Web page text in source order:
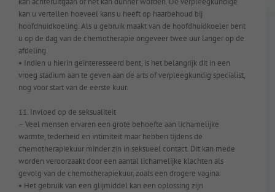
kan u vertellen hoeveel kans u heeft op haarbehoud bij
hoofdhuidkoeling. Als u gebruik maakt van de hoofdhuidkoeler bent
u op de dag van de chemotherapie ongeveer twee uur langer op de
afdeling.
• Indien u hierin geïnteresseerd bent, is het belangrijk dit in een
vroeg stadium aan te geven aan de arts of verpleegkundig specialist,
nog voor start van de eerste kuur.
11. Invloed op de seksualiteit
– Veel mensen ervaren een grote behoefte aan lichamelijke
warmte, tederheid en intimiteit maar hebben tijdens de
chemotherapiekuur minder zin in seksueel contact. Dit kan mede
worden veroorzaakt door een aantal lichamelijke klachten als
gevolg van de chemotherapiekuur, zoals een drogere vagina.
• Het gebruik van een glijmiddel kan een oplossing zijn